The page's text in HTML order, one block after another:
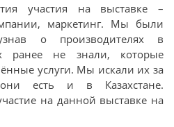
участия на выставке –
маркетинг. Мы были
о производителях в
ранее не знали, которые
услуги. Мы искали их за
есть и в Казахстане.
на данной выставке на